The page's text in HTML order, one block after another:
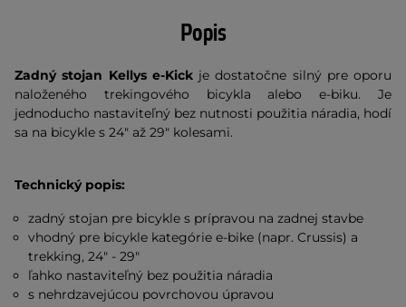
Popis
Zadný stojan Kellys e-Kickje dostatočne silný pre oporu
naloženého trekingového bicykla alebo e-biku. Je
jednoducho nastaviteľný bez nutnosti použitia náradia, hodí
sa na bicykle s 24" až 29" kolesami.
Technický popis:
zadný stojan pre bicykle s prípravou na zadnej stavbe
vhodný pre bicykle kategórie e-bike (napr. Crussis) a
trekking, 24" - 29"
ľahko nastaviteľný bez použitia náradia
s nehrdzavejúcou povrchovou úpravou